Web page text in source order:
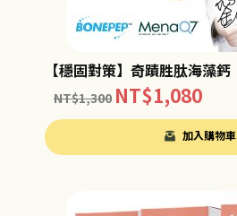
【穩固對策】奇蹟胜肽海藻鈣
NT$1,300 NT$1,080
加入購物車